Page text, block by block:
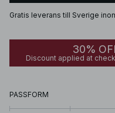
Gratis leverans till Sverige
30%
Discount applied at
PASSFORM